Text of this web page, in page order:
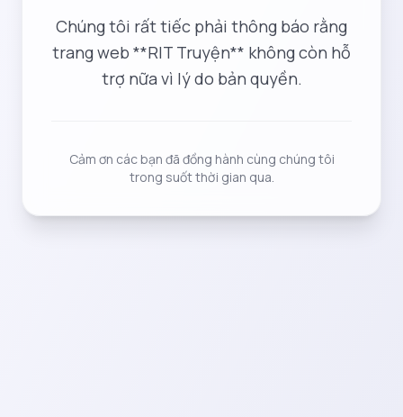
Chúng tôi rất tiếc phải thông báo rằng
trang web **RIT Truyện** không còn hỗ
trợ nữa vì lý do bản quyền.
Cảm ơn các bạn đã đồng hành cùng chúng tôi
trong suốt thời gian qua.